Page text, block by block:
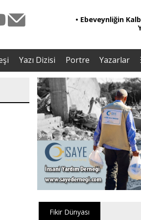
çağrı
• Ebeveynliğin
Yazı Dizisi Portre Yazarlar
Fikir Dünyası